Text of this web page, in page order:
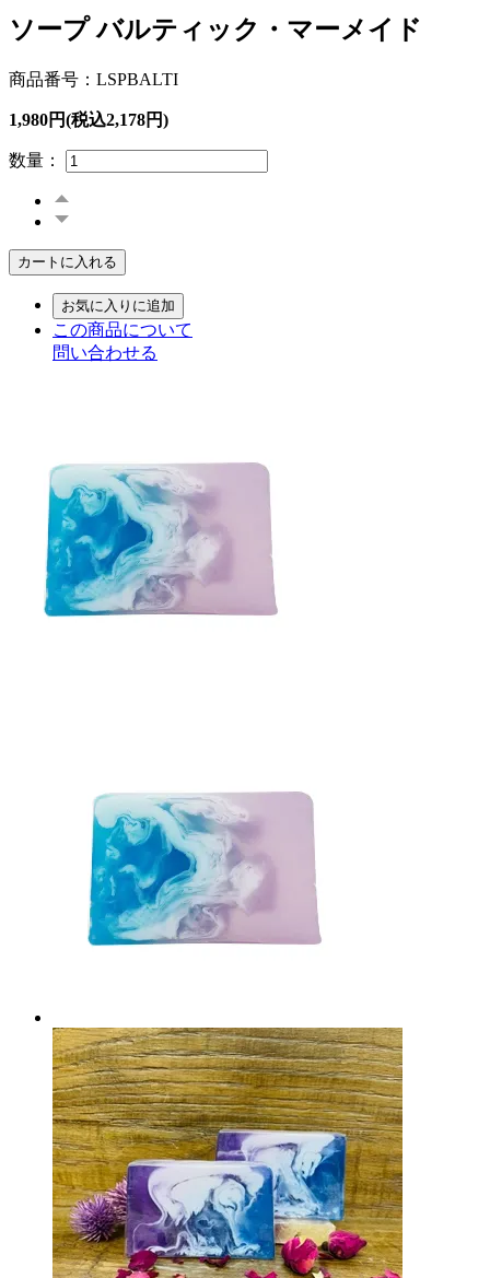
ソープ バルティック・マーメイド
商品番号：LSPBALTI
1,980円(税込2,178円)
数量：
カートに入れる
お気に入りに追加
この商品について
問い合わせる